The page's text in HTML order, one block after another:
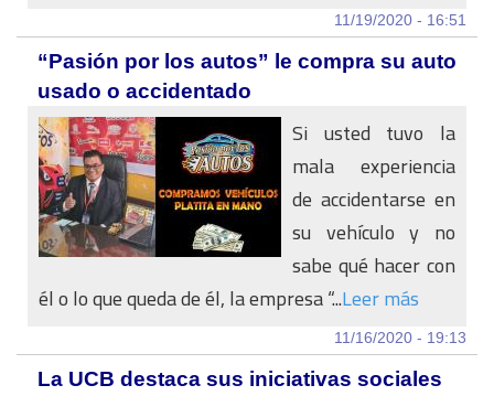
11/19/2020 - 16:51
“Pasión por los autos” le compra su auto
usado o accidentado
Si usted tuvo la
mala experiencia
de accidentarse en
su vehículo y no
sabe qué hacer con
él o lo que queda de él, la empresa “...Leer más
11/16/2020 - 19:13
La UCB destaca sus iniciativas sociales